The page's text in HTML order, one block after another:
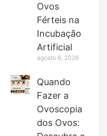
Ovos
Férteis na
Incubação
Artificial
agosto 6, 2026
Quando
Fazer a
Ovoscopia
dos Ovos: